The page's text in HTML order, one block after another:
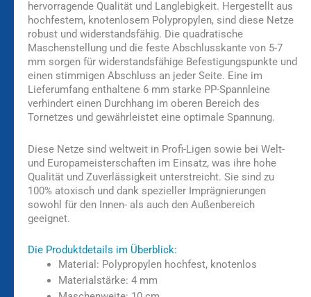
hervorragende Qualität und Langlebigkeit. Hergestellt aus
hochfestem, knotenlosem Polypropylen, sind diese Netze
robust und widerstandsfähig. Die quadratische
Maschenstellung und die feste Abschlusskante von 5-7
mm sorgen für widerstandsfähige Befestigungspunkte und
einen stimmigen Abschluss an jeder Seite. Eine im
Lieferumfang enthaltene 6 mm starke PP-Spannleine
verhindert einen Durchhang im oberen Bereich des
Tornetzes und gewährleistet eine optimale Spannung.
Diese Netze sind weltweit in Profi-Ligen sowie bei Welt-
und Europameisterschaften im Einsatz, was ihre hohe
Qualität und Zuverlässigkeit unterstreicht. Sie sind zu
100% atoxisch und dank spezieller Imprägnierungen
sowohl für den Innen- als auch den Außenbereich
geeignet.
Die Produktdetails im Überblick:
Material: Polypropylen hochfest, knotenlos
Materialstärke: 4 mm